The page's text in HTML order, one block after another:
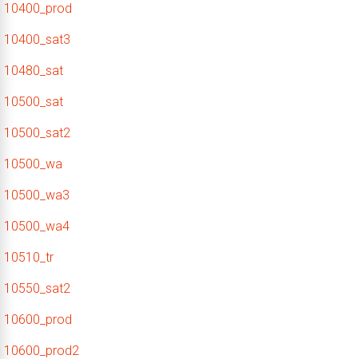
10400_prod
10400_sat3
10480_sat
10500_sat
10500_sat2
10500_wa
10500_wa3
10500_wa4
10510_tr
10550_sat2
10600_prod
10600_prod2